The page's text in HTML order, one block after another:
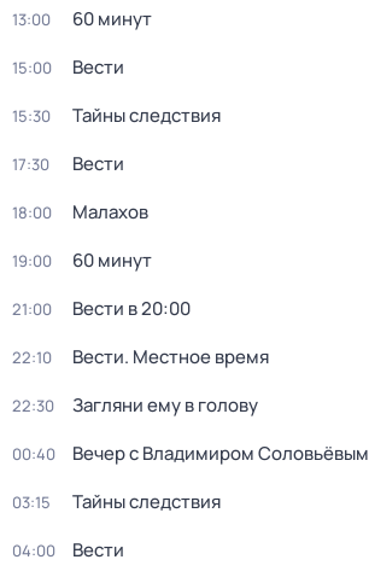
13:00 60 минут
15:00 Вести
15:30 Тайны следствия
17:30 Вести
18:00 Малахов
19:00 60 минут
21:00 Вести в 20:00
22:10 Вести. Местное время
22:30 Загляни ему в голову
00:40 Вечер с Владимиром Соловьёвым
03:15 Тайны следствия
04:00 Вести